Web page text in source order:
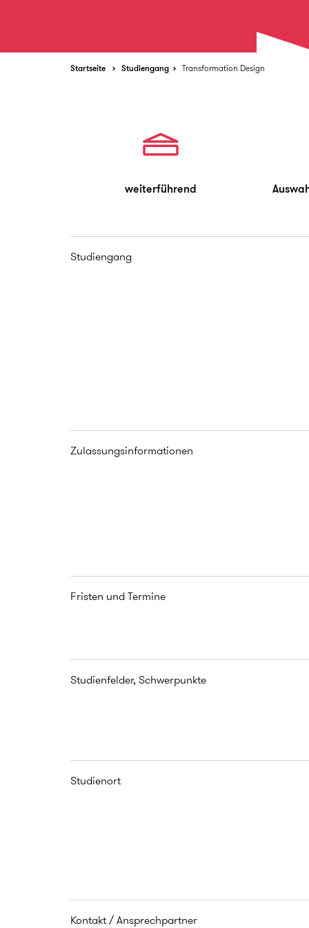
Startseite Studiengang Transformation Design
weiterführend
Studiengang
Zulassungsinformationen
Fristen und Termine
Studienfelder, Schwerpunkte
Studienort
Kontakt / Ansprechpartner